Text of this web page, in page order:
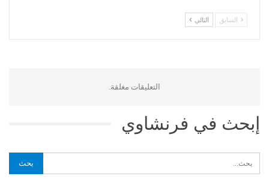
السابق التالي
التعليقات مغلقة.
إبحث في فرنشاوي